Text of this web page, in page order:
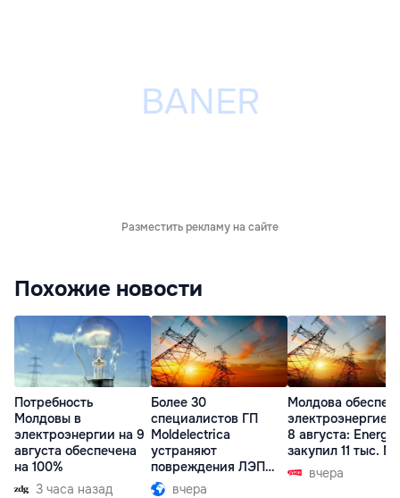
Разместить рекламу на сайте
Похожие новости
Потребность
Молдовы в
электроэнергии на 9
августа обеспечена
на 100%
3 часа назад
Более 30
специалистов ГП
Moldelectrica
устраняют
повреждения ЛЭП
Бельцы-Днестровск
вчера
Молдова
электроэнергией
8 августа:
закупил 11 тыс.
вчера